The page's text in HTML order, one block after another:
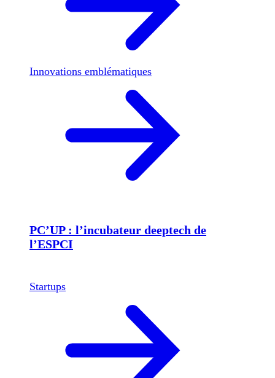
Innovations emblématiques
PC’UP : l’incubateur deeptech de
l’ESPCI
Startups